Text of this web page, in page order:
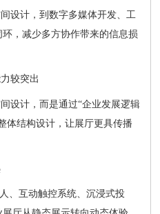
设计，到数字多媒体开发、工
，减少多方协作带来的信息损
较突出
设计，而是通过“企业发展逻辑
体结构设计，让展厅更具传播
、互动触控系统、沉浸式投